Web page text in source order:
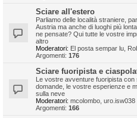
Sciare all'estero
Parliamo delle località straniere,
Austria ma anche di luoghi più
ne pensate? Qui tutte le vostre
altro
Moderatori: El posta sempar lu
Argomenti: 176
Sciare fuoripista e
Le vostre avventure fuoripista
domande, le vostre esperienze e
sulla neve
Moderatori: mcolombo uro.isw038
Argomenti: 166